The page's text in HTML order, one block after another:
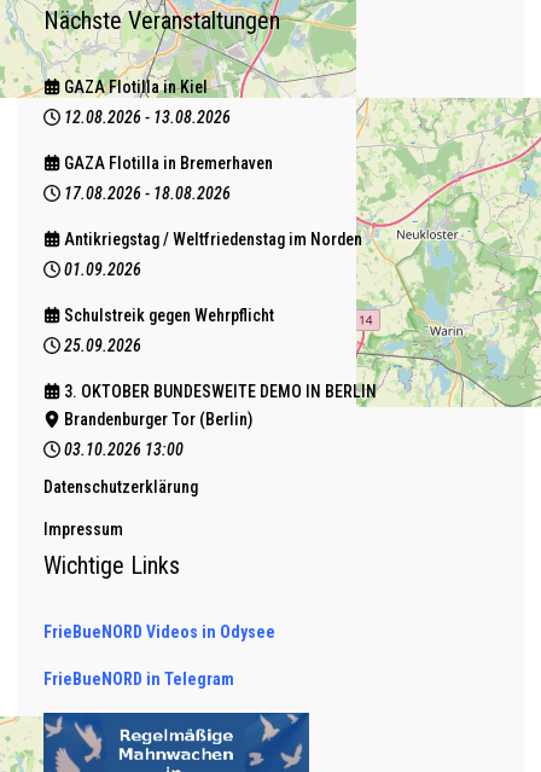
Nächste Veranstaltungen
GAZA Flotilla in Kiel
12.08.2026 - 13.08.2026
GAZA Flotilla in Bremerhaven
17.08.2026 - 18.08.2026
Antikriegstag / Weltfriedenstag im Norden
01.09.2026
Schulstreik gegen Wehrpflicht
25.09.2026
3. OKTOBER BUNDESWEITE DEMO IN BERLIN
Brandenburger Tor (Berlin)
03.10.2026 13:00
Datenschutzerklärung
Impressum
Wichtige Links
FrieBueNORD Videos in Odysee
FrieBueNORD in Telegram